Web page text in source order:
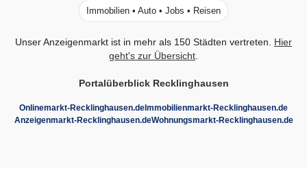
Immobilien • Auto • Jobs • Reisen
Unser Anzeigenmarkt ist in mehr als 150 Städten vertreten.
Hier
geht's zur Übersicht
Portalüberblick Recklinghausen
Onlinemarkt-Recklinghausen.deImmobilienmarkt-Recklinghausen.de
Anzeigenmarkt-Recklinghausen.deWohnungsmarkt-Recklinghausen.de